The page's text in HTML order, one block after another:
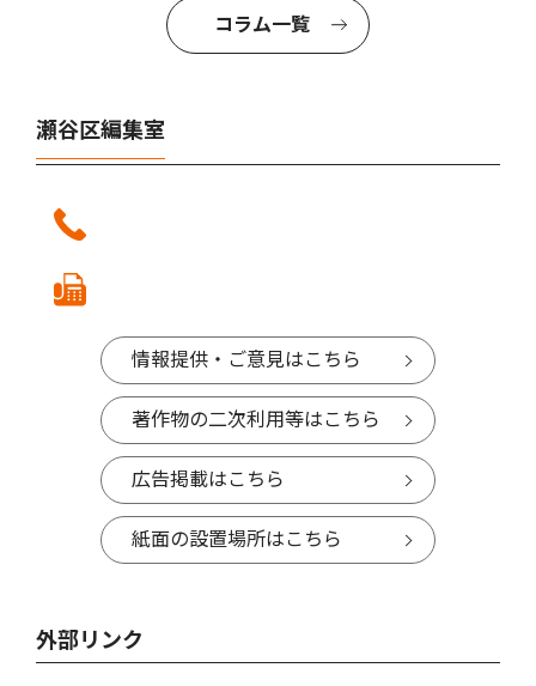
コラム一覧
瀬谷区編集室
情報提供・ご意見はこちら
著作物の二次利用等はこちら
広告掲載はこちら
紙面の設置場所はこちら
外部リンク